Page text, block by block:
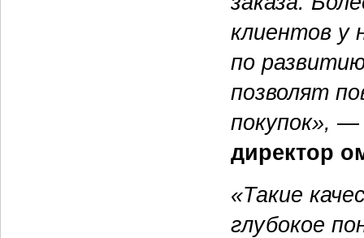
клиентов у
по
позволят
покупок», —
директор
«Такие
глубокое